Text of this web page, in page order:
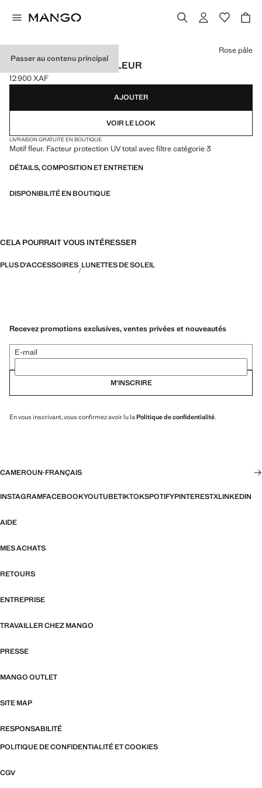
Passer au contenu principal
LUNETTES DE SOLEIL FLEUR
Prix actuel [12 900 XAF ]
12 900 XAF
Choisissez une couleur
Rose pâle
AJOUTER
VOIR LE LOOK
LIVRAISON GRATUITE EN BOUTIQUE
Motif fleur. Facteur protection UV total avec filtre catégorie 3
DÉTAILS, COMPOSITION ET ENTRETIEN
DISPONIBILITÉ EN BOUTIQUE
CELA POURRAIT VOUS INTÉRESSER
PLUS D'ACCESSOIRES LUNETTES DE SOLEIL
Recevez promotions exclusives, ventes privées et nouveautés
E-mail
M’INSCRIRE
En vous inscrivant, vous confirmez avoir lu la Politique de confidentialité.
CAMEROUN·FRANÇAIS
INSTAGRAMFACEBOOKYOUTUBETIKTOKSPOTIFYPINTERESTXLINKEDIN
AIDE
MES ACHATS
RETOURS
ENTREPRISE
TRAVAILLER CHEZ MANGO
PRESSE
MANGO OUTLET
SITE MAP
RESPONSABILITÉ
POLITIQUE DE CONFIDENTIALITÉ ET COOKIES
CGV